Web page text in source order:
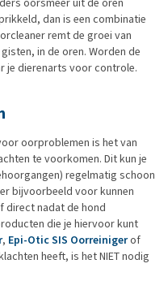
dan is een combinatie
remt de groei van
in de oren. Worden de
je dierenarts voor controle.
oorproblemen is het van
te voorkomen. Dit kun je
regelmatig schoon
bijvoorbeeld voor kunnen
direct nadat de hond
die je hiervoor kunt
, Epi-Otic SIS Oorreinigerof
heeft, is het NIET nodig